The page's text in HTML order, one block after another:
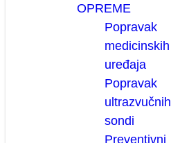
OPREME
Popravak
medicinskih
uređaja
Popravak
ultrazvučnih
sondi
Preventivni